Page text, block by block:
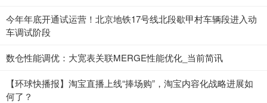
今年年底开通试运营！北京地铁17号线北段歇甲村车辆段进入动
车调试阶段
数仓性能调优：大宽表关联MERGE性能优化_当前简讯
【环球快播报】淘宝直播上线“捧场购”，淘宝内容化战略进展如
何了？